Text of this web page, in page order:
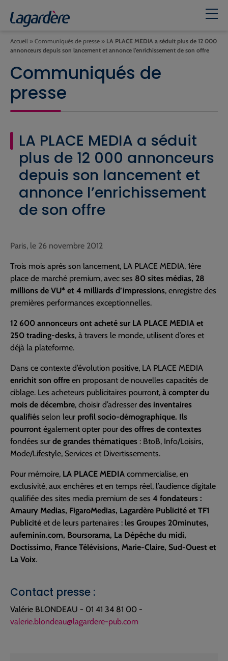
Accueil » Communiqués de presse » LA PLACE MEDIA a séduit plus de 12 000
annonceurs depuis son lancement et annonce l’enrichissement de son offre
Communiqués de
presse
LA PLACE MEDIA a séduit
plus de 12 000 annonceurs
depuis son lancement et
annonce l’enrichissement
de son offre
Paris, le 26 novembre 2012
Trois mois après son lancement, LA PLACE MEDIA, 1ère
place de marché premium, avec ses 80 sites médias, 28
millions de VU* et 4 milliards d’impressions, enregistre des
premières performances exceptionnelles.
12 600 annonceurs ont acheté sur LA PLACE MEDIA et
250 trading-desks, à travers le monde, utilisent d’ores et
déjà la plateforme.
Dans ce contexte d’évolution positive, LA PLACE MEDIA
enrichit son offre en proposant de nouvelles capacités de
ciblage. Les acheteurs publicitaires pourront, à compter du
mois de décembre, choisir d’adresser des inventaires
qualifiés selon leur profil socio-démographique. Ils
pourront également opter pour des offres de contextes
fondées sur de grandes thématiques : BtoB, Info/Loisirs,
Mode/Lifestyle, Services et Divertissements.
Pour mémoire, LA PLACE MEDIA commercialise, en
exclusivité, aux enchères et en temps réel, l’audience digitale
qualifiée des sites media premium de ses 4 fondateurs :
Amaury Medias, FigaroMedias, Lagardère Publicité et TF1
Publicité et de leurs partenaires : les Groupes 20minutes,
aufeminin.com, Boursorama, La Dépêche du midi,
Doctissimo, France Télévisions, Marie-Claire, Sud-Ouest et
La Voix.
Contact presse :
Valérie BLONDEAU - 01 41 34 81 00 -
valerie.blondeau@lagardere-pub.com